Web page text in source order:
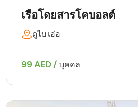
เรือโดยสารโคบอลต์
ดูไบ เอ่อ
99 AED / บุคคล